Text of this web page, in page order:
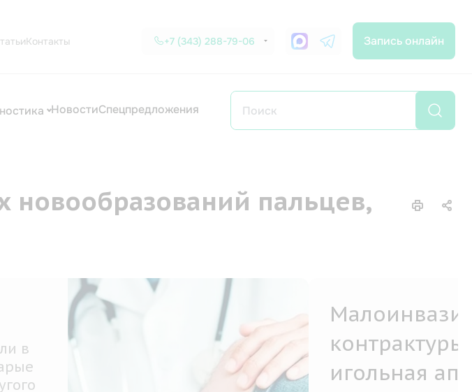
Контакты +7 (343) 288-79-06 Запись онлайн
НовостиСпецпредложения
новообразований пальцев,
-